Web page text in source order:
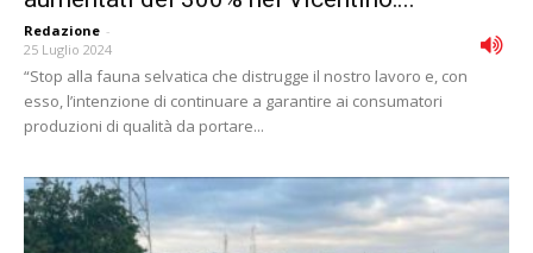
Redazione -
25 Luglio 2024
“Stop alla fauna selvatica che distrugge il nostro lavoro e, con
esso, l’intenzione di continuare a garantire ai consumatori
produzioni di qualità da portare...